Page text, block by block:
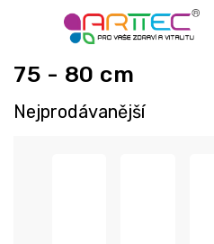
75 - 80 cm
Nejprodávanější